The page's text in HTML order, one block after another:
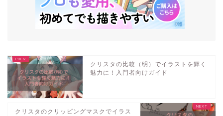
クリスタの比較（明）でイラストを輝く
魅力に！入門者向けガイド
クリスタのクリッピングマスクでイラス